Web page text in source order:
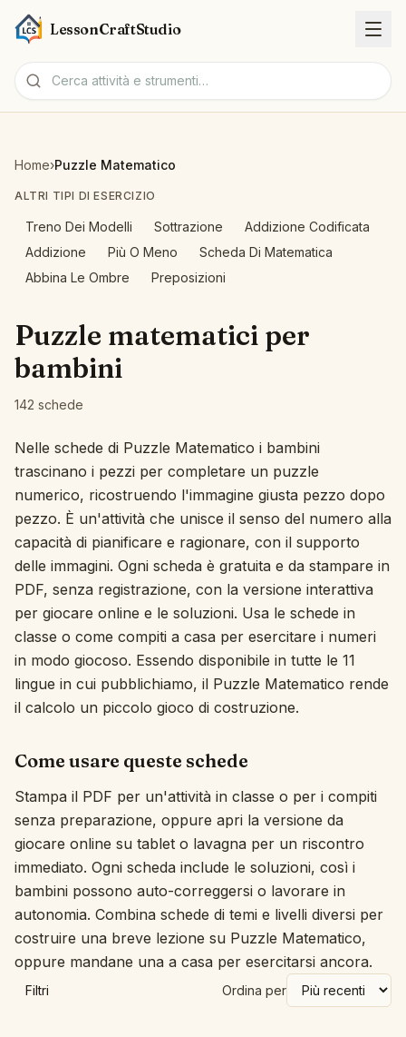
LessonCraftStudio
Attività
Strumenti
Lingue
Lingua: Italiano
Accedi
Registrati
Home›Puzzle Matematico
ALTRI TIPI DI ESERCIZIO
Treno Dei Modelli Sottrazione
Addizione Codificata
Addizione
Più O Meno
Scheda Di Matematica
Abbina Le Ombre
Preposizioni
Puzzle matematici per
bambini
142 schede
Nelle schede di Puzzle Matematico i bambini
trascinano i pezzi per completare un puzzle
numerico, ricostruendo l'immagine giusta pezzo dopo
pezzo. È un'attività che unisce il senso del numero alla
capacità di pianificare e ragionare, con il supporto
delle immagini. Ogni scheda è gratuita e da stampare in
PDF, senza registrazione, con la versione interattiva
per giocare online e le soluzioni. Usa le schede in
classe o come compiti a casa per esercitare i numeri
in modo giocoso. Essendo disponibile in tutte le 11
lingue in cui pubblichiamo, il Puzzle Matematico rende
il calcolo un piccolo gioco di costruzione.
Come usare queste schede
Stampa il PDF per un'attività in classe o per i compiti
senza preparazione, oppure apri la versione da
giocare online su tablet o lavagna per un riscontro
immediato. Ogni scheda include le soluzioni, così i
bambini possono auto-correggersi o lavorare in
autonomia. Combina schede di temi e livelli diversi per
costruire una breve lezione su Puzzle Matematico,
oppure mandane una a casa per esercitarsi ancora.
Filtri Ordina per